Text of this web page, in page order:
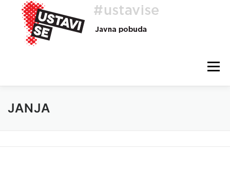
Preskoči
vsebino
Meni
O AKCIJI
JANJA